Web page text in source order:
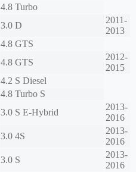
4.8 Turbo
3.0 D
2011-
2013
4.8 GTS
4.8 GTS
2012-
2015
4.2 S Diesel
4.8 Turbo S
3.0 S E-Hybrid
2013-
2016
3.0 4S
2013-
2016
3.0 S
2013-
2016